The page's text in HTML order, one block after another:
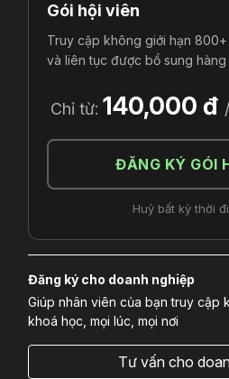
Gói hội viên
Truy cập không giới hạn
và liên tục được bổ sung hàng
Chỉ từ: 140,000 đ
ĐĂNG KÝ GÓI
Huỷ bất kỳ thời
Đăng ký cho doanh nghiệp
Giúp nhân viên của bạn truy cập
khoá học, mọi lúc, mọi nơi
Tư vấn cho